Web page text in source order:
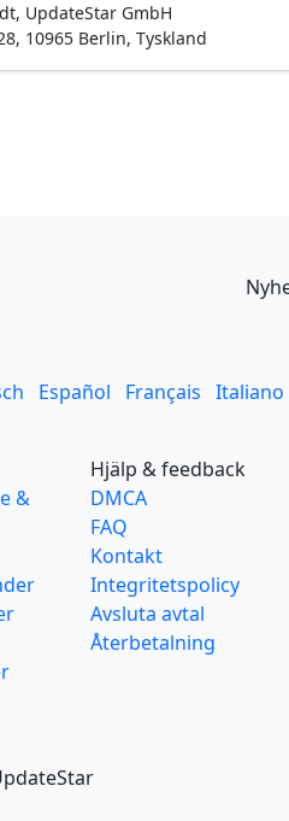
UpdateStar GmbH
10965 Berlin, Tyskland
Español Français Italiano
&
Hjälp & feedback
DMCA
FAQ
Kontakt
Integritetspolicy
Avsluta avtal
Återbetalning